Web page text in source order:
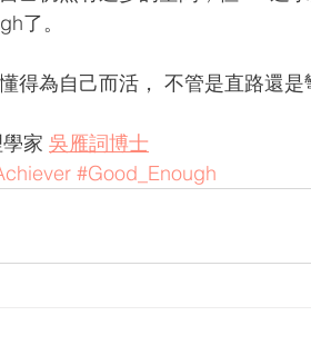
了。
得為自己而活， 不管是直路還是
家 吳雁詞博士
#Good_Enough